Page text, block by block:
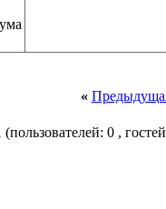
«
(пользователей: 0 ,